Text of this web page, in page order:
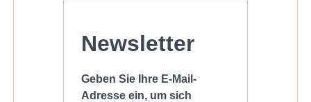
Newsletter
Geben Sie Ihre E-Mail-
Adresse ein, um sich